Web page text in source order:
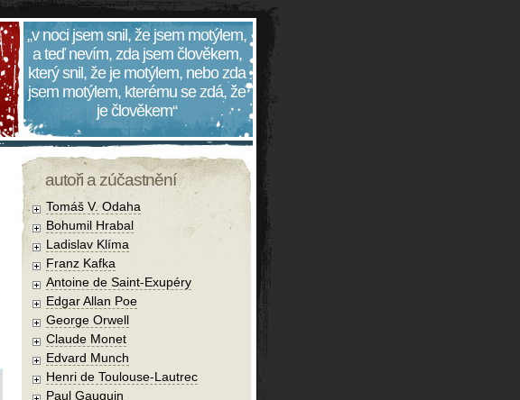
„v noci jsem snil, že jsem motýlem,
a teď nevím, zda jsem člověkem,
který snil, že je motýlem, nebo zda
jsem motýlem, kterému se zdá, že
je člověkem“
autoři a zúčastnění
Tomáš V. Odaha
Bohumil Hrabal
Ladislav Klíma
Franz Kafka
Antoine de Saint-Exupéry
Edgar Allan Poe
George Orwell
Claude Monet
Edvard Munch
Henri de Toulouse-Lautrec
Paul Gauguin